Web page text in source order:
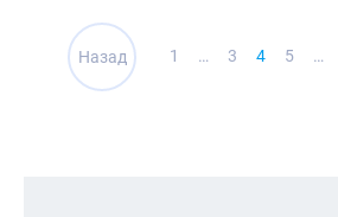
по
Назад 1 … 3 4 5 …